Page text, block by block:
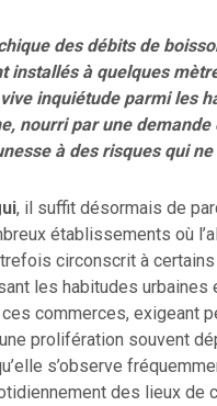
des débits de
installés à quelques
inquiétude parmi les
nourri par une
à des risques qui ne
, il suffit désormais de
établissements où
circonscrit à
les habitudes
commerces, exigeant
prolifération souvent
s’observe
des lieux de